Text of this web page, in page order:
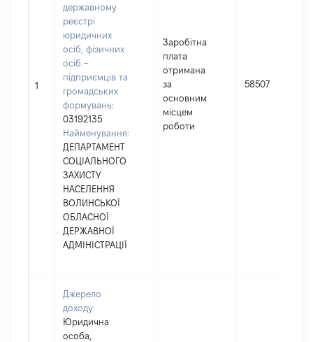
1
державному
реєстрі
юридичних
осіб, фізичних
осіб –
підприємців та
громадських
формувань:
03192135
Найменування:
ДЕПАРТАМЕНТ
СОЦІАЛЬНОГО
ЗАХИСТУ
НАСЕЛЕННЯ
ВОЛИНСЬКОЇ
ОБЛАСНОЇ
ДЕРЖАВНОЇ
АДМІНІСТРАЦІЇ
Заробітна
плата
отримана
за
основним
місцем
роботи
58507
Джерело
доходу:
Юридична
особа,